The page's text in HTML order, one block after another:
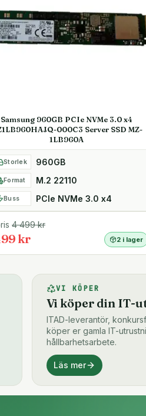
Samsung 960GB PCIe NVMe 3.0 x4
000C3 Server SSD MZ-
1LB960A
Storlek 960GB
Format M.2 22110
Buss PCIe NVMe 3.0 x4
4 499kr
kr 2 i lager
VI KÖPER
Vi köper din IT-
ITAD-leverantör,
köper er gamla IT-
hållbarhetsarbete.
Läs mer